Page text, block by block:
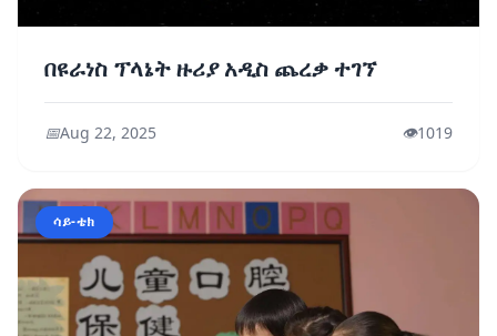
በዩራነስ ፕላኔት ዙሪያ አዲስ ጨረቃ ተገኘ
📅Aug 22, 2025 👁️1019
ሳይ-ቴክ